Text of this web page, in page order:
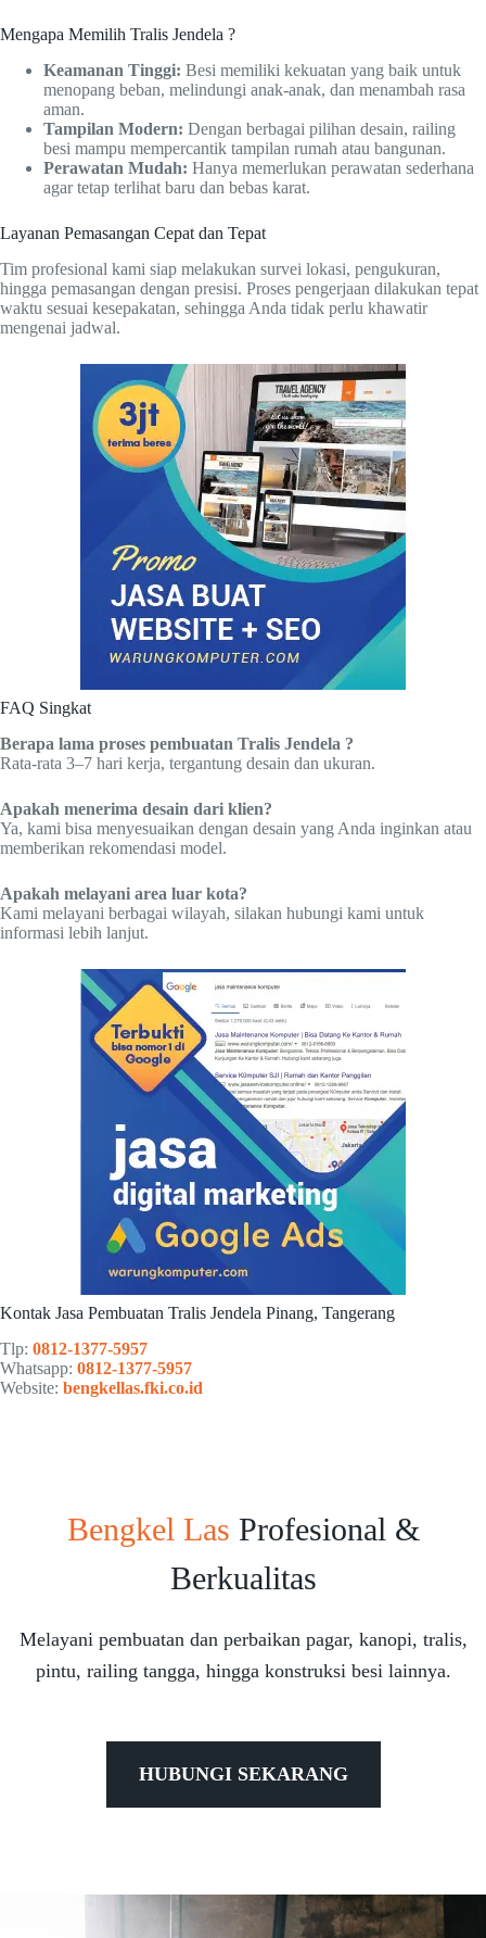
Mengapa Memilih Tralis Jendela ?
Keamanan Tinggi: Besi memiliki kekuatan yang baik untuk
menopang beban, melindungi anak-anak, dan menambah rasa
aman.
Tampilan Modern: Dengan berbagai pilihan desain, railing
besi mampu mempercantik tampilan rumah atau bangunan.
Perawatan Mudah: Hanya memerlukan perawatan sederhana
agar tetap terlihat baru dan bebas karat.
Layanan Pemasangan Cepat dan Tepat
Tim profesional kami siap melakukan survei lokasi, pengukuran,
hingga pemasangan dengan presisi. Proses pengerjaan dilakukan tepat
waktu sesuai kesepakatan, sehingga Anda tidak perlu khawatir
mengenai jadwal.
FAQ Singkat
Berapa lama proses pembuatan Tralis Jendela ?
Rata-rata 3–7 hari kerja, tergantung desain dan ukuran.
Apakah menerima desain dari klien?
Ya, kami bisa menyesuaikan dengan desain yang Anda inginkan atau
memberikan rekomendasi model.
Apakah melayani area luar kota?
Kami melayani berbagai wilayah, silakan hubungi kami untuk
informasi lebih lanjut.
Kontak Jasa Pembuatan Tralis Jendela Pinang, Tangerang
Tlp: 0812-1377-5957
Whatsapp: 0812-1377-5957
Website: bengkellas.fki.co.id
Bengkel Las Profesional &
Berkualitas
Melayani pembuatan dan perbaikan pagar, kanopi, tralis,
pintu, railing tangga, hingga konstruksi besi lainnya.
HUBUNGI SEKARANG